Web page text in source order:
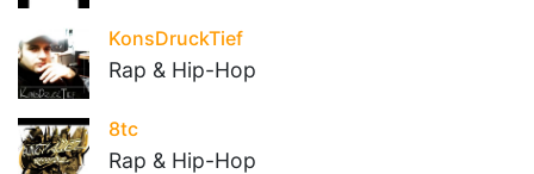
KonsDruckTief
Rap & Hip-Hop
8tc
Rap & Hip-Hop